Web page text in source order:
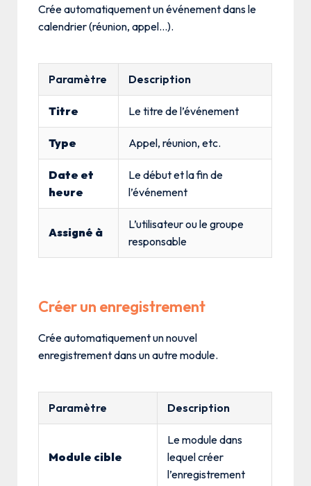
Crée automatiquement un événement dans le
calendrier (réunion, appel…).
Paramètre Description
Titre Le titre de l’événement
Type Appel, réunion, etc.
Date et
heure
Le début et la fin de
l’événement
Assigné à
L’utilisateur ou le groupe
responsable
Créer un enregistrement
Crée automatiquement un nouvel
enregistrement dans un autre module.
Paramètre Description
Module cible
Le module dans
lequel créer
l’enregistrement